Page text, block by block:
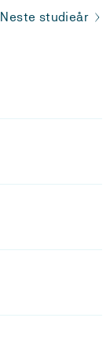
Neste studieår